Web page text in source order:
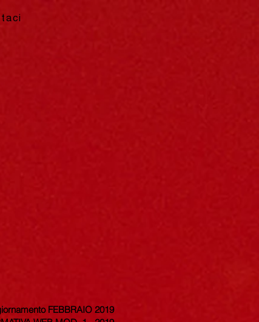
FEBBRAIO 2019